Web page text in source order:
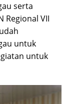
serta
Regional VII
untuk
untuk